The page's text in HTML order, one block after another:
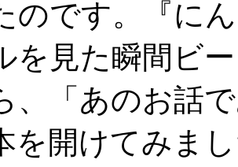
のです。『に
を見た瞬間ビ
、「あのお話
を開けてみま